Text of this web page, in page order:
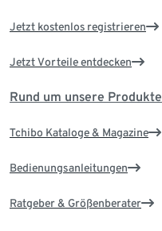
Jetzt kostenlos registrieren
Jetzt Vorteile entdecken
Rund um unsere Produkte
Tchibo Kataloge & Magazine
Bedienungsanleitungen
Ratgeber & Größenberater